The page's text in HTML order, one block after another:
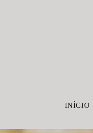
INÍCIO